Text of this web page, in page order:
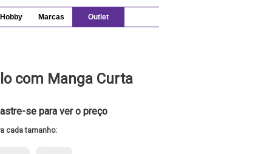
Hobby Marcas Outlet
com Manga Curta
se para ver o preço
cada tamanho: